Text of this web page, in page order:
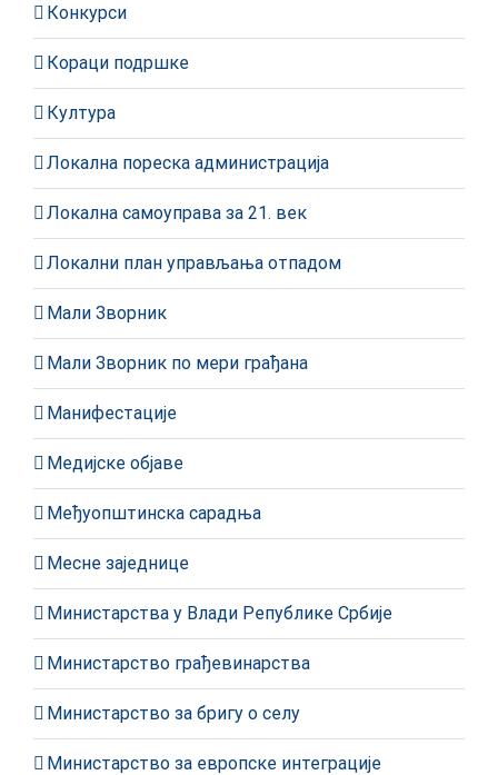
Конкурси
Кораци подршке
Култура
Локална пореска администрација
Локална самоуправа за 21. век
Локални план управљања отпадом
Мали Зворник
Мали Зворник по мери грађана
Манифестације
Медијске објаве
Међуопштинска сарадња
Месне заједнице
Министарства у Влади Републике Србије
Министарство грађевинарства
Министарство за бригу о селу
Министарство за европске интеграције